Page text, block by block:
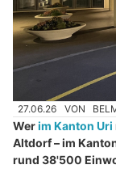
27.06.26 VON
Werim Kanton Uri
Altdorf – im
rund 38'500